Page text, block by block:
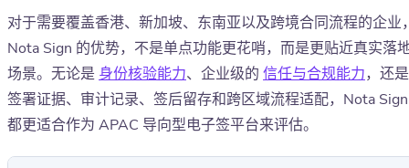
对于需要覆盖香港、新加坡、东南亚以及跨境合同流程的企业
Nota Sign 的优势，不是单点功能更花哨，而是更贴近真实落
场景。无论是 身份核验能力、企业级的 信任与合规能力，还是
签署证据、审计记录、签后留存和跨区域流程适配，Nota Sign
都更适合作为 APAC 导向型电子签平台来评估。